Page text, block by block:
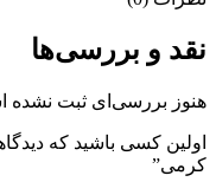
نقد و بررسی‌ها
هنوز بررسی‌ای ثبت نشده
اولین کسی باشید که
کرمی”